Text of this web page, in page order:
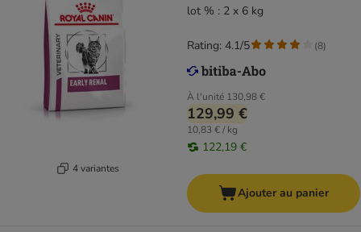
4 variantes
lot % : 2 x 6 kg
À l'unité 130,98 €
129,99 €
10,83 € / kg
122,19 €
Rating: 4.1/5 (8)
Ajouter au panier